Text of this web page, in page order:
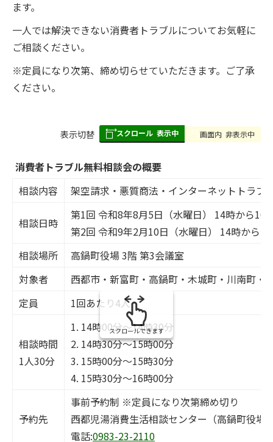
ます。
一人では解決できない消費者トラブルについてお気軽に
ご相談ください。
※定員になり次第、締め切らせていただきます。ご了承
ください。
表
み
表示切替 スクロール 表示中 画面内 非表示中
消費者トラブル無料相談会の概要
相談内容
架空請求・悪質商法・インターネットトラブ
相談日時
第1回 令和8年8月5日（水曜日） 14時から16
第2回 令和9年2月10日（水曜日） 14時から
相談場所
高鍋町役場 3階 第3会議室
対象者
西都市・新富町・高鍋町・木城町・川南町・
定員
1回あたり4人
相談時間
1人30分
1. 14時00分～14時30分
2. 14時30分～15時00分
3. 15時00分～15時30分
4. 15時30分～16時00分
予約先
事前予約制 ※定員になり次第締め切り
西都児湯消費生活相談センター（高鍋町役場
電話:0983-23-2110
スクロールできます